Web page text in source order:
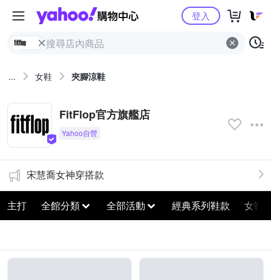
Yahoo購物中心
登入
... 女鞋 夾腳涼鞋
FitFlop官方旗艦店
宋慧喬女神穿搭款
主打 全館分類 全部活動 經典系列鞋款 女鞋